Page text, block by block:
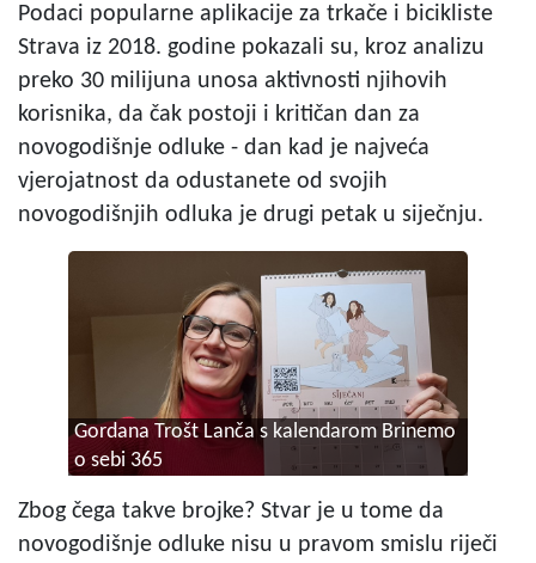
Podaci popularne aplikacije za trkače i bicikliste
Strava iz 2018. godine pokazali su, kroz analizu
preko 30 milijuna unosa aktivnosti njihovih
korisnika, da čak postoji i kritičan dan za
novogodišnje odluke - dan kad je najveća
vjerojatnost da odustanete od svojih
novogodišnjih odluka je drugi petak u siječnju.
Gordana Trošt Lanča s kalendarom Brinemo
o sebi 365
Zbog čega takve brojke? Stvar je u tome da
novogodišnje odluke nisu u pravom smislu riječi